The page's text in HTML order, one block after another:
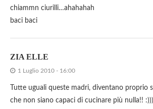
chiammn ciurilli…ahahahah
baci baci
ZIA ELLE
1 Luglio 2010 - 16:00
Tutte uguali queste madri, diventano proprio
che non siano capaci di cucinare più nulla!!